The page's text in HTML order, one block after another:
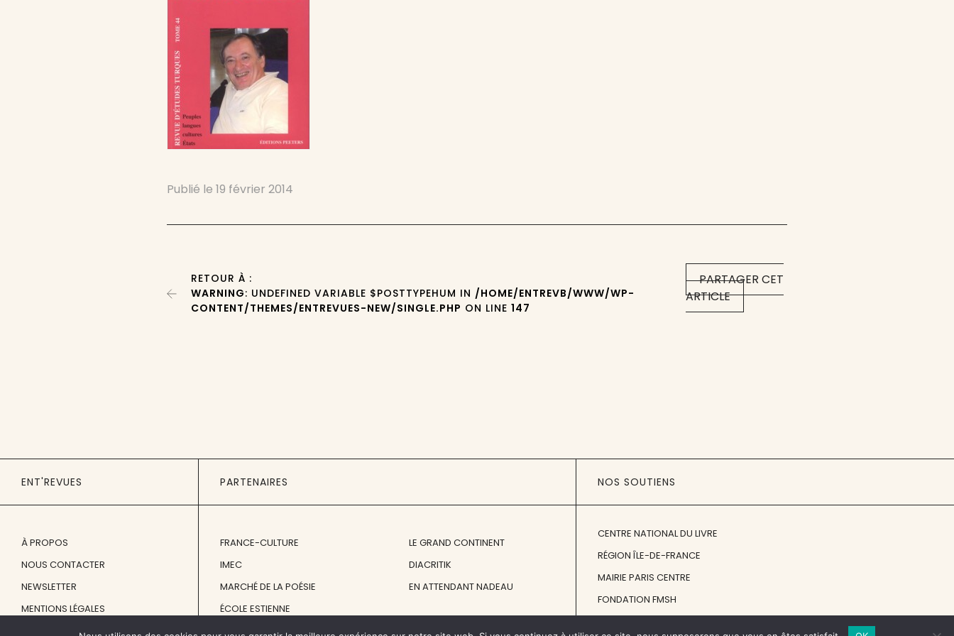
Publié le19 février 2014
PARTAGER CET
ARTICLE
RETOUR À :
WARNING: UNDEFINED VARIABLE $POSTTYPEHUM IN /HOME/ENTREVB/WWW/WP-
CONTENT/THEMES/ENTREVUES-NEW/SINGLE.PHP ON LINE147
ENT'REVUES
À PROPOS
NOUS CONTACTER
NEWSLETTER
MENTIONS LÉGALES
PARTENAIRES
FRANCE-CULTURE
IMEC
MARCHÉ DE LA POÉSIE
ÉCOLE ESTIENNE
LE GRAND CONTINENT
DIACRITIK
EN ATTENDANT NADEAU
NOS SOUTIENS
CENTRE NATIONAL DU LIVRE
RÉGION ÎLE-DE-FRANCE
MAIRIE PARIS CENTRE
FONDATION FMSH